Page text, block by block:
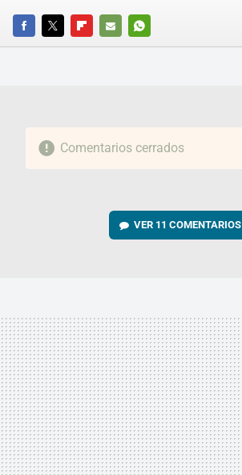
FACEBOOKTWITTERFLIPBOARD
E-
WHATSAPP
Comentarios cerrados
VER 11 COMENTARIOS